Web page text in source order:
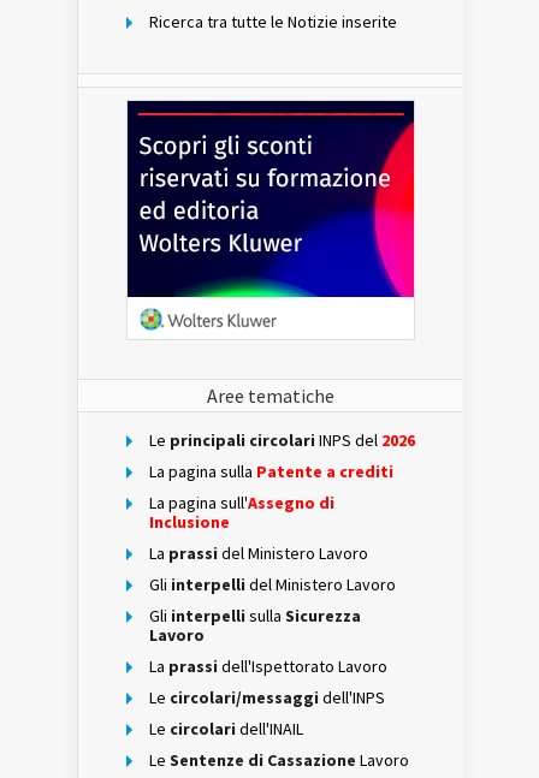
Ricerca tra tutte le Notizie inserite
Aree tematiche
Le principali circolari INPS del 2026
La pagina sulla Patente a crediti
La pagina sull'Assegno di
Inclusione
La prassi del Ministero Lavoro
Gli interpelli del Ministero Lavoro
Gli interpelli sulla Sicurezza
Lavoro
La prassi dell'Ispettorato Lavoro
Le circolari/messaggi dell'INPS
Le circolari dell'INAIL
Le Sentenze di Cassazione Lavoro